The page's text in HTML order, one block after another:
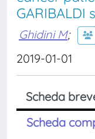
GARIBALDI
Ghidini M;
2019-01-01
Scheda
Scheda